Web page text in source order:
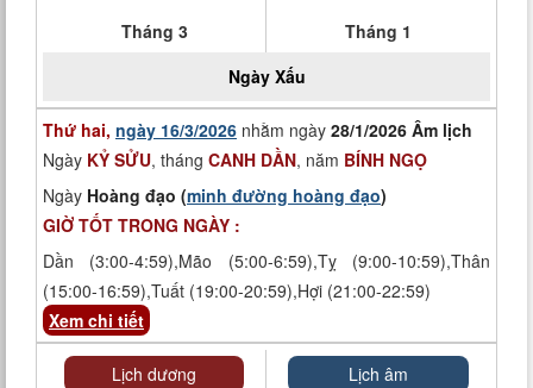
Tháng 3
Tháng 1
Ngày Xấu
Thứ hai, ngày 16/3/2026 nhằm ngày 28/1/2026 Âm lịch
Ngày KỶ SỬU, tháng CANH DẦN, năm BÍNH NGỌ
Ngày Hoàng đạo (minh đường hoàng đạo)
GIỜ TỐT TRONG NGÀY :
Dần (3:00-4:59),Mão (5:00-6:59),Tỵ (9:00-10:59),Thân
(15:00-16:59),Tuất (19:00-20:59),Hợi (21:00-22:59)
Xem chi tiết
Lịch dương Lịch âm